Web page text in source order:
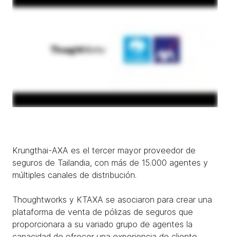
Krungthai-AXA es el tercer mayor proveedor de
seguros de Tailandia, con más de 15.000 agentes y
múltiples canales de distribución.
Thoughtworks y KTAXA se asociaron para crear una
plataforma de venta de pólizas de seguros que
proporcionara a su variado grupo de agentes la